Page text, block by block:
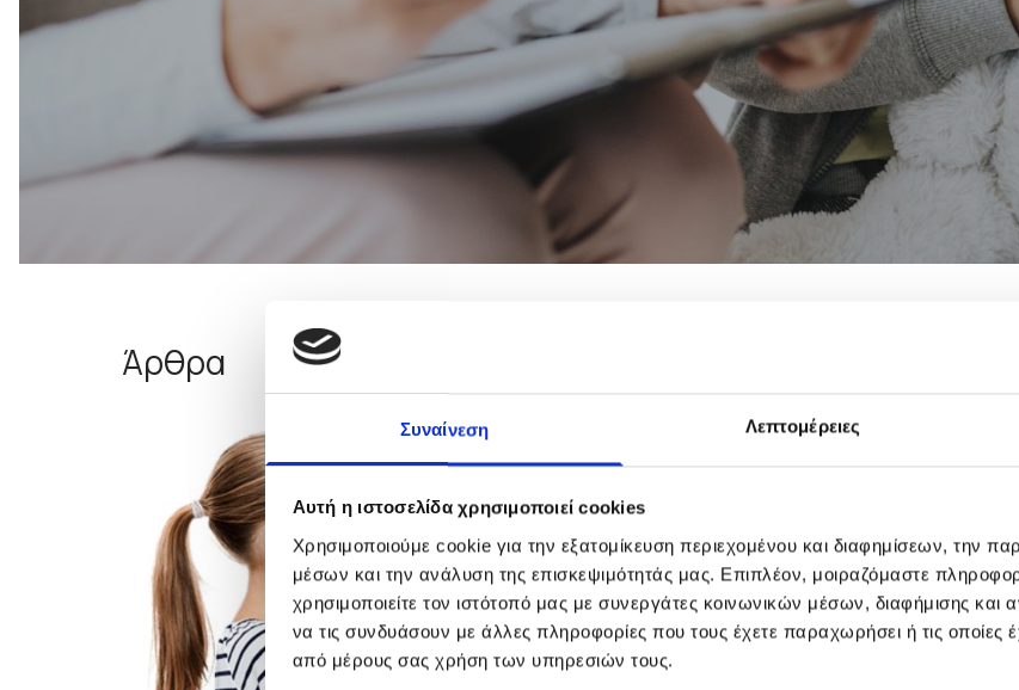
Συναίνεση Λεπτομέρειες
Αυτή η ιστοσελίδα χρησιμοποιεί cookies
Χρησιμοποιούμε cookie για την εξατομίκευση περιεχομένου και διαφημίσεων, την
μέσων και την ανάλυση της επισκεψιμότητάς μας. Επιπλέον, μοιραζόμαστε
χρησιμοποιείτε τον ιστότοπό μας με συνεργάτες κοινωνικών μέσων, διαφήμισης και
να τις συνδυάσουν με άλλες πληροφορίες που τους έχετε παραχωρήσει ή τις οποίες
από μέρους σας χρήση των υπηρεσιών τους.
Άρθρα